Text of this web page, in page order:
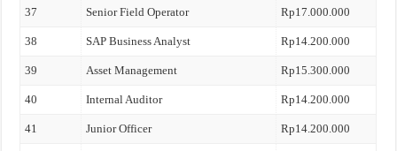
37 Senior Field Operator Rp17.000.000
38 SAP Business Analyst Rp14.200.000
39 Asset Management Rp15.300.000
40 Internal Auditor Rp14.200.000
41 Junior Officer Rp14.200.000